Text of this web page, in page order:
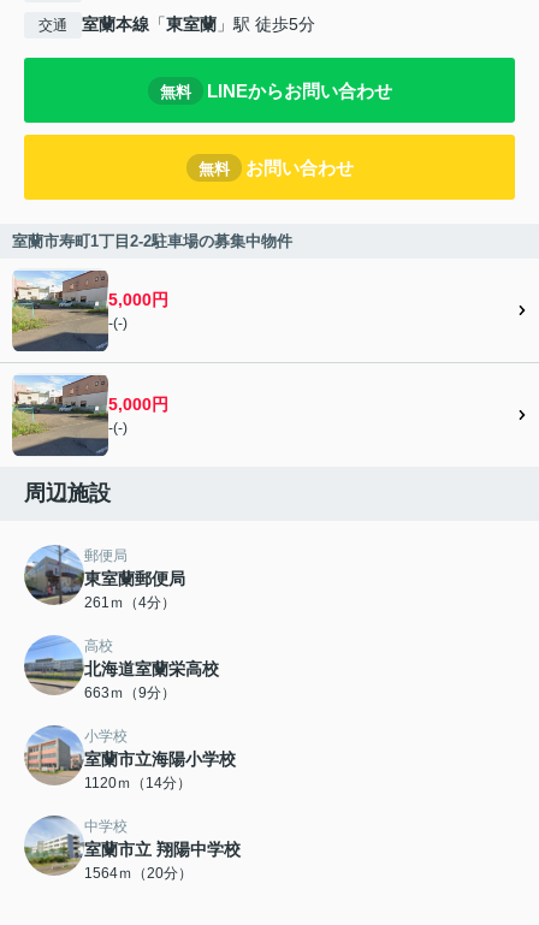
交通 室蘭本線 「東室蘭 」駅 徒歩5分
無料 LINEからお問い合わせ
無料 お問い合わせ
室蘭市寿町1丁目2-2駐車場の募集中物件
5,000円
-(-)
5,000円
-(-)
周辺施設
郵便局
東室蘭郵便局
261ｍ（4分）
高校
北海道室蘭栄高校
663ｍ（9分）
小学校
室蘭市立海陽小学校
1120ｍ（14分）
中学校
室蘭市立 翔陽中学校
1564ｍ（20分）